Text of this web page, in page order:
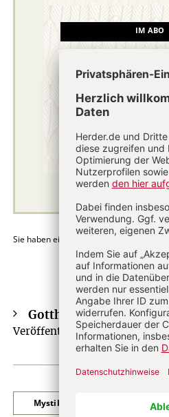
IM ABO
Sie haben ein Abonnement? Anmelden
Gotthard Fuchs Dr.
Veröffentlichungen zu
Mystik im Alltag